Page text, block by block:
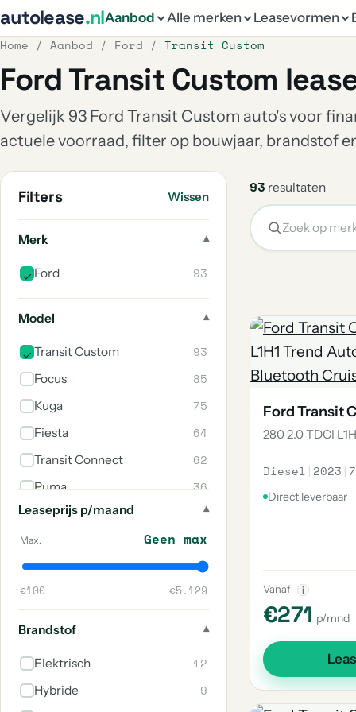
autolease.nlAanbod Alle merken Leasevormen
Home / Aanbod / Ford / Transit Custom
Ford Transit Custom
Vergelijk 93 Ford Transit Custom auto's voor
actuele voorraad, filter op bouwjaar, brandstof
Filters Wissen
Merk
Ford 93
Model
Transit Custom 93
Focus 85
Kuga 75
Fiesta 64
Transit Connect 62
Puma 36
Transit 24
Ecosport 18
Explorer 10
Tourneo Custom 10
Mustang 8
Overige
Leaseprijs p/maand
Max. Geen max
€100 €5.129
Brandstof
Elektrisch 12
Hybride 9
93 resultaten
Ford Transit
280 2.0 TDCI
Diesel | 2023 |
Direct leverbaar
Vanaf i
€271 p/mnd